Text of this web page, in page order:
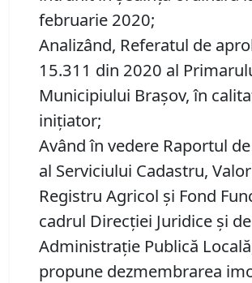
februarie 2020;
Analizând, Referatul de
15.311 din 2020 al
Municipiului Brașov, în
inițiator;
Având în vedere Raportul
al Serviciului Cadastru,
Registru Agricol şi Fond
cadrul Direcţiei Juridice şi de
Administraţie Publică
propune dezmembrarea